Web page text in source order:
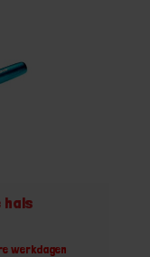
hals
werkdagen